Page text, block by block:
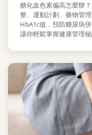
糖化血色素偏高怎麼辦
整、運動計劃、藥物管
HbA1c值，預防糖尿病
讓你輕鬆掌握健康管理秘